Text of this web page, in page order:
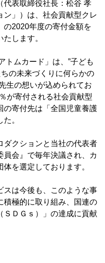
代表取締役社長：松谷 孝
」）は、社会貢献型クレ
の2020年度の寄付金額を
します。
ムカード」は、”子ども
の未来づくりに何らかの
生の想いが込められてお
が寄付される社会貢献型
の寄付先は「全国児童養護
。
クションと当社の代表者
員会』で毎年決議され、カ
を選定しております。
は今後も、このような事
積極的に取り組み、国連の
ＳＤＧｓ）」の達成に貢献